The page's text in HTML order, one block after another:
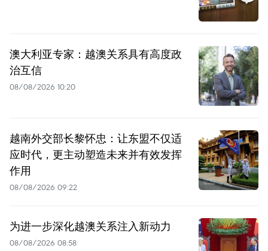
澳大利亚专家：越澳关系具有高度政
治互信
08/08/2026 10:20
越南外交部长黎怀忠：让东盟不仅适
应时代，更主动塑造未来并有效发挥
作用
08/08/2026 09:22
为进一步深化越澳关系注入新动力
08/08/2026 08:58